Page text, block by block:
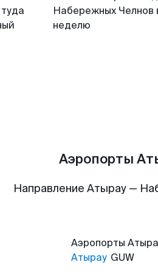
Набережных Челнов
неделю
Аэропорты
Направление Атырау —
Аэропорты
Атырау GUW